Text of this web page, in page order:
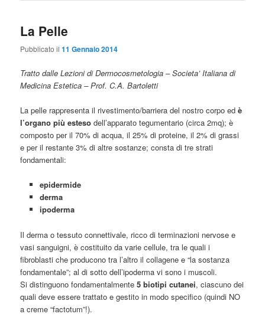
La Pelle
Pubblicato il11 Gennaio 2014
Tratto dalle Lezioni di Dermocosmetologia – Societa’ Italiana di
Medicina Estetica – Prof. C.A. Bartoletti
La pelle rappresenta il rivestimento/barriera del nostro corpo edè
l’organo più esteso dell’apparato tegumentario (circa 2mq); è
composto per il 70% di acqua, il 25% di proteine, il 2% di grassi
e per il restante 3% di altre sostanze; consta di tre strati
fondamentali:
epidermide
derma
ipoderma
Il derma o tessuto connettivale, ricco di terminazioni nervose e
vasi sanguigni, è costituito da varie cellule, tra le quali i
fibroblasti che producono tra l’altro il collagene e “la sostanza
fondamentale”; al di sotto dell’ipoderma vi sono i muscoli.
Si distinguono fondamentalmente5 biotipi cutanei, ciascuno dei
quali deve essere trattato e gestito in modo specifico (quindi NO
a creme “factotum”!).